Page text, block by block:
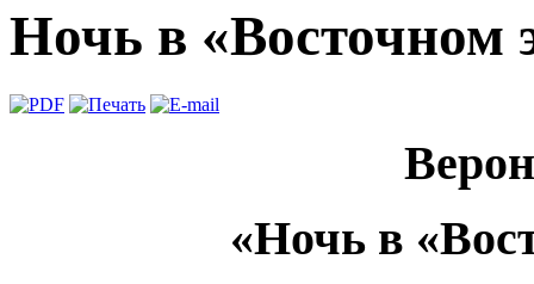
Ночь в «Восточном
«Ночь в